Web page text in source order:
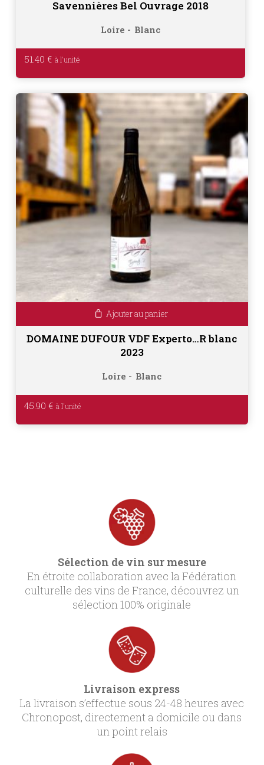
Savennières Bel Ouvrage 2018
Loire Blanc
51.40 €
Ajouter au panier
DOMAINE DUFOUR VDF Experto…R blanc
2023
Loire Blanc
45.90 €
Sélection de vin sur mesure
En étroite collaboration avec la Fédération
culturelle des vins de France, découvrez un
sélection 100% originale
Livraison express
La livraison s’effectue sous 24-48 heures avec
Chronopost, directement a domicile ou dans
un point relais